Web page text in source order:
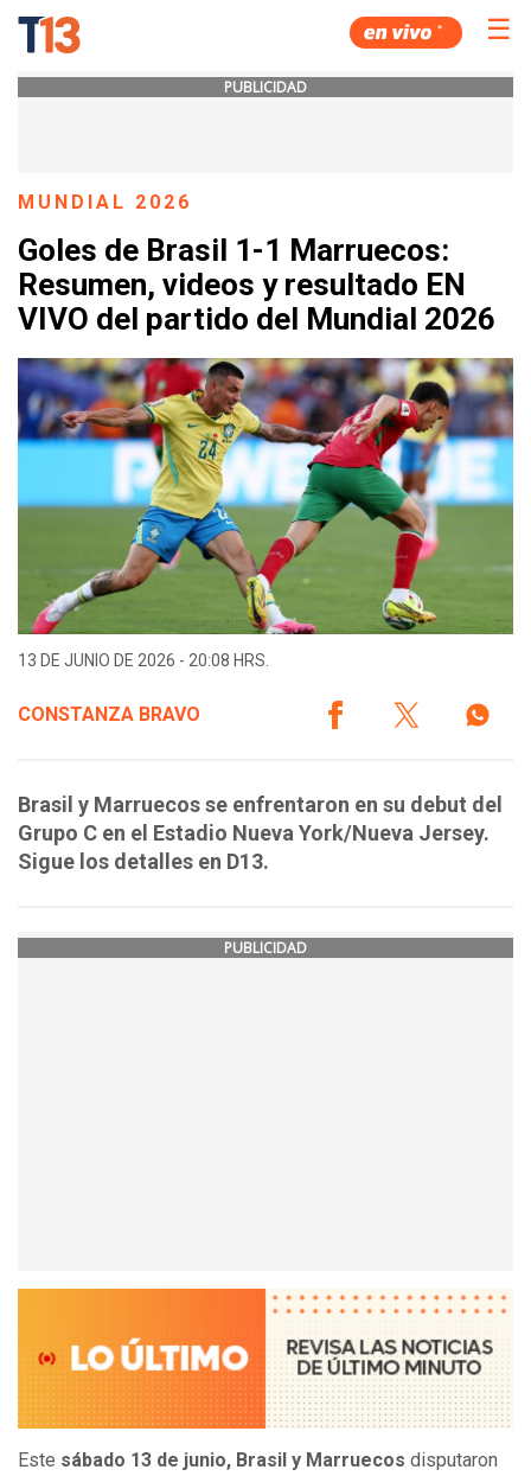
☰
PUBLICIDAD
MUNDIAL 2026
Goles de Brasil 1-1 Marruecos:
Resumen, videos y resultado EN
VIVO del partido del Mundial 2026
13 DE JUNIO DE 2026 - 20:08 HRS.
CONSTANZA BRAVO
Brasil y Marruecos se enfrentaron en su debut del
Grupo C en el Estadio Nueva York/Nueva Jersey.
Sigue los detalles en D13.
PUBLICIDAD
Este sábado 13 de junio, Brasil y Marruecos disputaron